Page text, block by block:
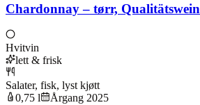
Chardonnay – tørr, Qualitätswein
Hvitvin
lett & frisk
Salater, fisk, lyst kjøtt
0,75 l
Årgang 2025